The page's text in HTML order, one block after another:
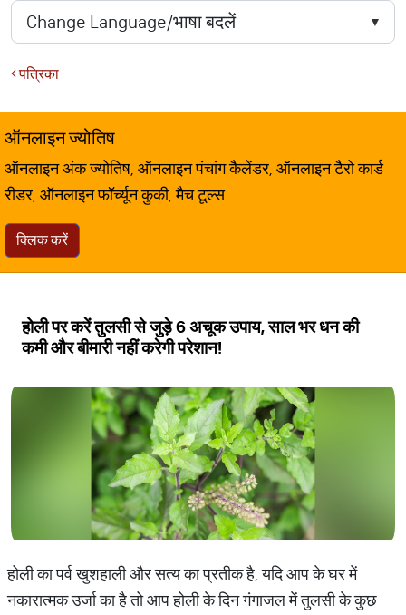
पत्रिका
ऑनलाइन ज्योतिष
ऑनलाइन अंक ज्योतिष, ऑनलाइन पंचांग कैलेंडर, ऑनलाइन टैरो कार्ड
रीडर, ऑनलाइन फॉर्च्यून कुकी, मैच टूल्स
क्लिक करें
होली पर करें तुलसी से जुड़े 6 अचूक उपाय, साल भर धन की
कमी और बीमारी नहीं करेगी परेशान!
होली का पर्व खुशहाली और सत्य का प्रतीक है, यदि आप के घर में
नकारात्मक उर्जा का है तो आप होली के दिन गंगाजल में तुलसी के कुछ